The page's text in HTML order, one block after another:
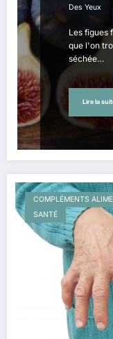
Des Yeux
Les figues
que l'on
séchée…
Lire la
COMPLÉMENTS
SANTÉ